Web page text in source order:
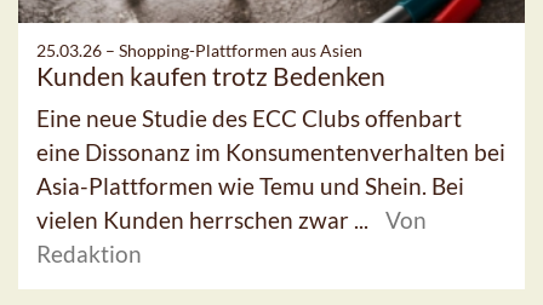
25.03.26 – Shopping-Plattformen aus Asien
Kunden kaufen trotz Bedenken
Eine neue Studie des ECC Clubs offenbart
eine Dissonanz im Konsumentenverhalten bei
Asia-Plattformen wie Temu und Shein. Bei
vielen Kunden herrschen zwar ...
Von
Redaktion